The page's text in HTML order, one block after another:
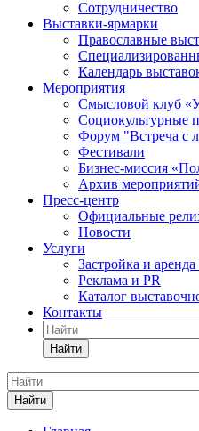
Сотрудничество
Выставки-ярмарки
Православные
Календарь
Мероприятия
Смысловой клуб
Социокультурные
Форум "Встреча с
Фестивали
Бизнес-миссия
Архив
Пресс-центр
Официальные
Новости
Услуги
Застройка и
Реклама и PR
Каталог
Контакты
Найти
Найти